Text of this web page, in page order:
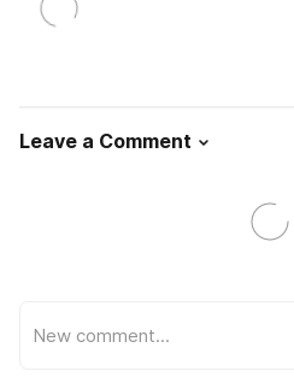
Leave a Comment